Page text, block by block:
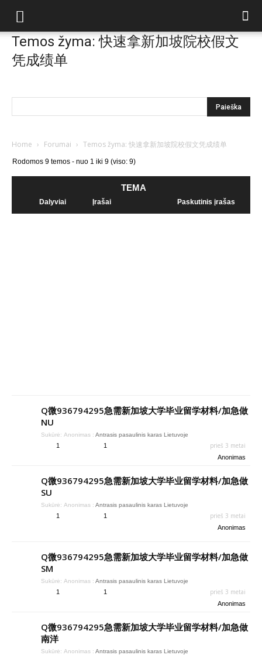
Temos žyma: 快速拿新加坡院校假文
凭成绩单
Home › Forumai › Temos žyma: 快速拿新加坡院校假文凭成绩单
Rodomos 9 temos - nuo 1 iki 9 (viso: 9)
TEMA
Dalyviai Įrašai Paskutinis įrašas
Q微936794295急需新加坡大学毕业留学材料/加急做
NU
Sukūrė: Anonimas : Antrasis pasaulinis karas Lietuvoje
1 1 prieš 3 metai
Anonimas
Q微936794295急需新加坡大学毕业留学材料/加急做
SU
Sukūrė: Anonimas : Antrasis pasaulinis karas Lietuvoje
1 1 prieš 3 metai
Anonimas
Q微936794295急需新加坡大学毕业留学材料/加急做
SM
Sukūrė: Anonimas : Antrasis pasaulinis karas Lietuvoje
1 1 prieš 3 metai
Anonimas
Q微936794295急需新加坡大学毕业留学材料/加急做
南洋
Sukūrė: Anonimas : Antrasis pasaulinis karas Lietuvoje